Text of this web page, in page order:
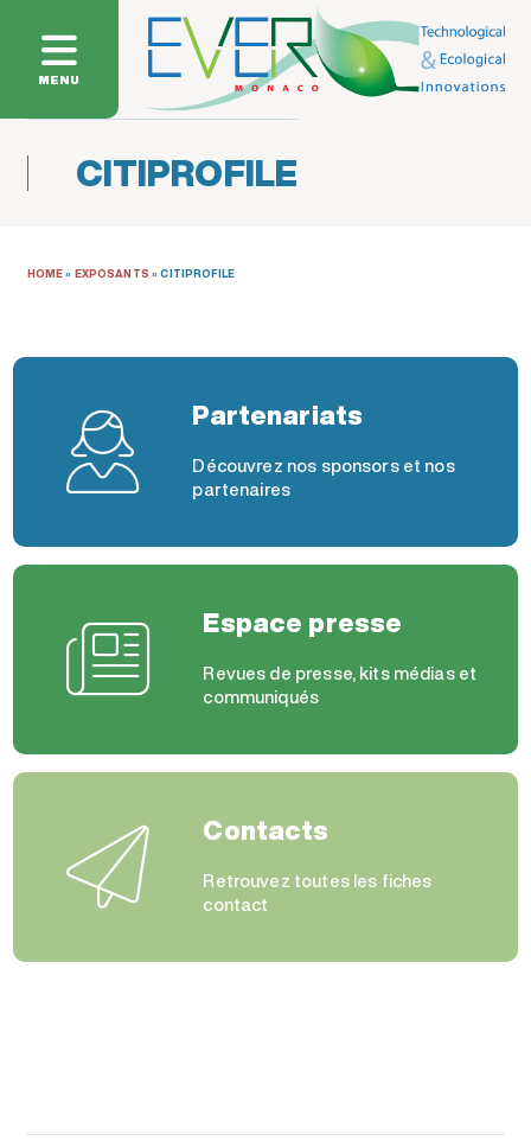
MENU
CITIPROFILE
HOME» EXPOSANTS »CITIPROFILE
Partenariats
Découvrez nos sponsors et nos
partenaires
Espace presse
Revues de presse, kits médias et
communiqués
Contacts
Retrouvez toutes les fiches
contact